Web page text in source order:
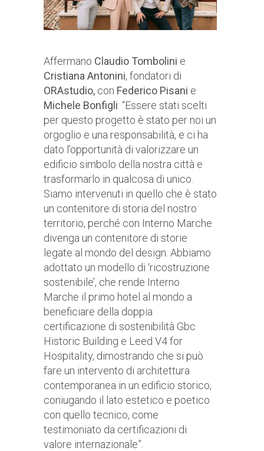
Affermano Claudio Tombolini e
Cristiana Antonini, fondatori di
ORAstudio, con Federico Pisani e
Michele Bonfigli: “Essere stati scelti
per questo progetto è stato per noi un
orgoglio e una responsabilità, e ci ha
dato l’opportunità di valorizzare un
edificio simbolo della nostra città e
trasformarlo in qualcosa di unico.
Siamo intervenuti in quello che è stato
un contenitore di storia del nostro
territorio, perché con Interno Marche
divenga un contenitore di storie
legate al mondo del design. Abbiamo
adottato un modello di ‘ricostruzione
sostenibile’, che rende Interno
Marche il primo hotel al mondo a
beneficiare della doppia
certificazione di sostenibilità Gbc
Historic Building e Leed V4 for
Hospitality, dimostrando che si può
fare un intervento di architettura
contemporanea in un edificio storico,
coniugando il lato estetico e poetico
con quello tecnico, come
testimoniato da certificazioni di
valore internazionale”.